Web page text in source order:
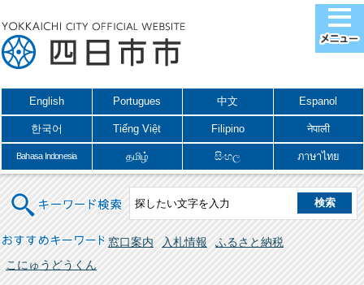
English Portugues 中文 Espanol
한국어 Tiếng Việt Filipino नेपाली
Bahasa Indonesia தமிழ் සිංහල ภาษาไทย
キーワード検索
おすすめキーワード 窓口案内 入札情報
ふるさと納税
こにゅうどうくん